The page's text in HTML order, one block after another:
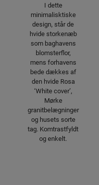
I dette
minimalisktiske
design, står de
hvide storkenæb
som baghavens
blomsterflor,
mens forhavens
bede dækkes af
den hvide Rosa
‘White cover’,
Mørke
granitbelægninger
og husets sorte
tag. Komtrastfyldt
og enkelt.